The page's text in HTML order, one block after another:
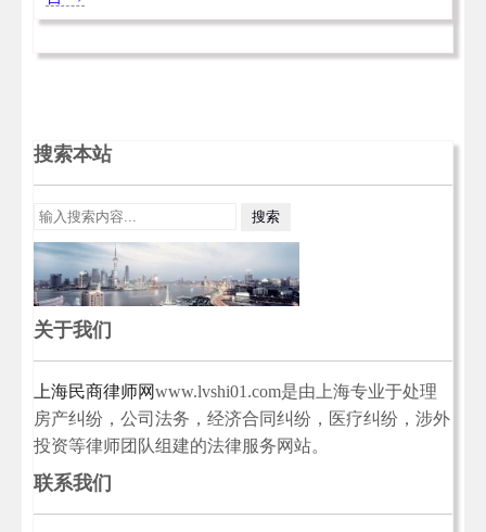
搜索本站
关于我们
上海民商律师网www.lvshi01.com是由上海专业于处理
房产纠纷，公司法务，经济合同纠纷，医疗纠纷，涉外
投资等律师团队组建的法律服务网站。
联系我们